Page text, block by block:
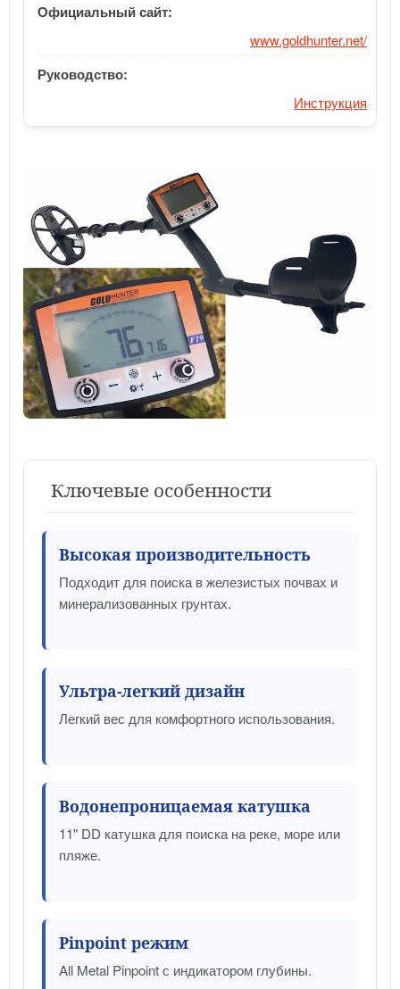
Официальный сайт:
www.goldhunter.net/
Руководство:
Инструкция
Ключевые особенности
Высокая производительность
Подходит для поиска в железистых почвах и
минерализованных грунтах.
Ультра-легкий дизайн
Легкий вес для комфортного использования.
Водонепроницаемая катушка
11" DD катушка для поиска на реке, море или
пляже.
Pinpoint режим
All Metal Pinpoint с индикатором глубины.